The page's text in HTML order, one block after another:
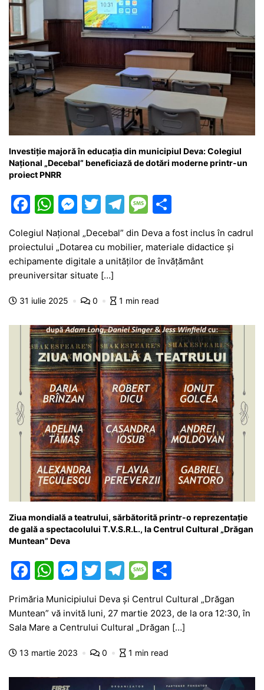
Investiție majoră în educația din municipiul Deva: Colegiul
Național „Decebal” beneficiază de dotări moderne printr-un
proiect PNRR
F
a
c
e
b
o
k
W
h
at
s
A
p
M
s
s
e
n
er
T
itt
er
T
el
e
gr
m
M
s
s
g
ar
ta
je
Colegiul Național „Decebal” din Deva a fost inclus în cadrul
proiectului „Dotarea cu mobilier, materiale didactice și
echipamente digitale a unităților de învățământ
preuniversitar situate […]
31 iulie 2025 0 1 min read
Ziua mondială a teatrului, sărbătorită printr-o reprezentație
de gală a spectacolului T.V.S.R.L., la Centrul Cultural „Drăgan
Muntean” Deva
F
a
c
e
b
o
W
at
s
A
p
M
e
s
s
e
g
T
itt
er
T
el
e
gr
a
m
M
s
s
a
e
ta
je
ă
Primăria Municipiului Deva și Centrul Cultural „Drăgan
Muntean” vă invită luni, 27 martie 2023, de la ora 12:30, în
Sala Mare a Centrului Cultural „Drăgan […]
13 martie 2023 0 1 min read